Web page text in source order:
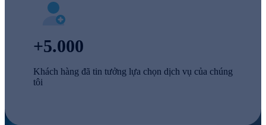
+5.000
Khách hàng đã tin tưởng lựa chọn dịch vụ của chúng
tôi